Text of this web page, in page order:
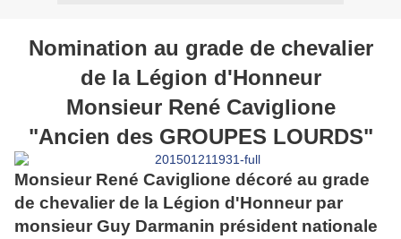
Nomination au grade de chevalier
de la Légion d'Honneur
Monsieur René Caviglione
"Ancien des GROUPES LOURDS"
Monsieur René Caviglione décoré au grade
de chevalier de la Légion d'Honneur par
monsieur Guy Darmanin président nationale